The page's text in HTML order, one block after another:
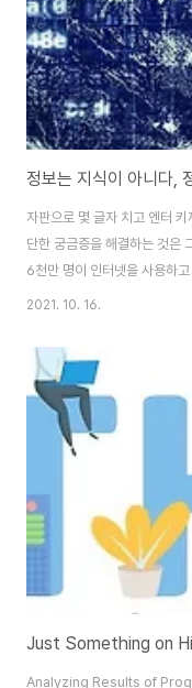
정보는 지식이 아니다,
자판으로 몇 글자 치고 엔터
단한 궁금증을 해결하는 것은
6천만 명이 인터넷을 사용하
59.5%에 달한다[1]. 이들이 생
이상 도서관에서 서적들을 뒤
요가 없어졌다는 뜻이다. 정보
영할 만한 일이지만 이로 인해
책임이 따르는 법, 더 많은 정
개인의 책임 역..
2021. 10. 16.
Just Something on
Analyzing Results of